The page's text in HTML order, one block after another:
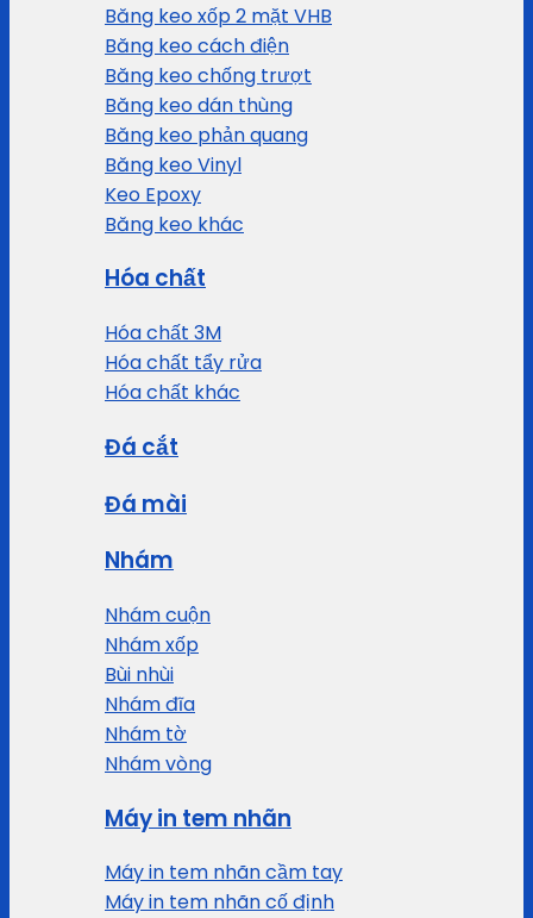
Băng keo xốp 2 mặt VHB
Băng keo cách điện
Băng keo chống trượt
Băng keo dán thùng
Băng keo phản quang
Băng keo Vinyl
Keo Epoxy
Băng keo khác
Hóa chất
Hóa chất 3M
Hóa chất tẩy rửa
Hóa chất khác
Đá cắt
Đá mài
Nhám
Nhám cuộn
Nhám xốp
Bùi nhùi
Nhám đĩa
Nhám tờ
Nhám vòng
Máy in tem nhãn
Máy in tem nhãn cầm tay
Máy in tem nhãn cố định